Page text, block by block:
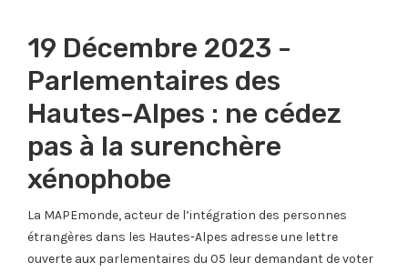
19 Décembre 2023 -
Parlementaires des
Hautes-Alpes : ne cédez
pas à la surenchère
xénophobe
La MAPEmonde, acteur de l’intégration des personnes
étrangères dans les Hautes-Alpes adresse une lettre
ouverte aux parlementaires du 05 leur demandant de voter